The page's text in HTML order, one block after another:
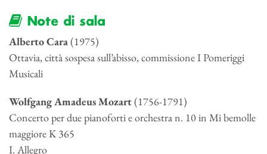
Note di sala
Alberto Cara(1975)
Ottavia, città sospesa sull’abisso, commissione I Pomeriggi
Musicali
Wolfgang Amadeus Mozart(1756-1791)
Concerto per due pianoforti e orchestra n. 10 in Mi bemolle
maggiore K 365
I. Allegro